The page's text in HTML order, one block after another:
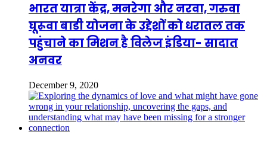
भारत यात्रा केंद्र, मनरेगा और नरवा, गरुवा
घूरूवा बाडी योजना के उद्देशों को धरातल तक
पहुंचाने का मिशन है विलेज इंडिया- सादात
अनवर
December 9, 2020